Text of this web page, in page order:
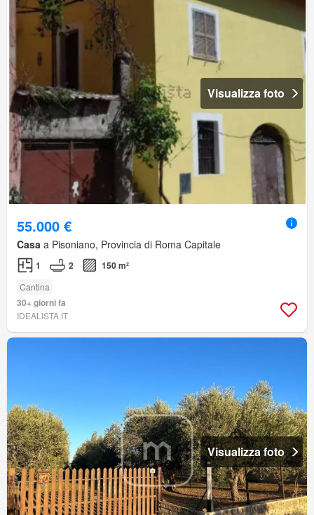
Visualizza foto
55.000 €
Casa a Pisoniano, Provincia di Roma Capitale
1 2 150 m²
Cantina
30+ giorni fa
IDEALISTA.IT
Visualizza foto